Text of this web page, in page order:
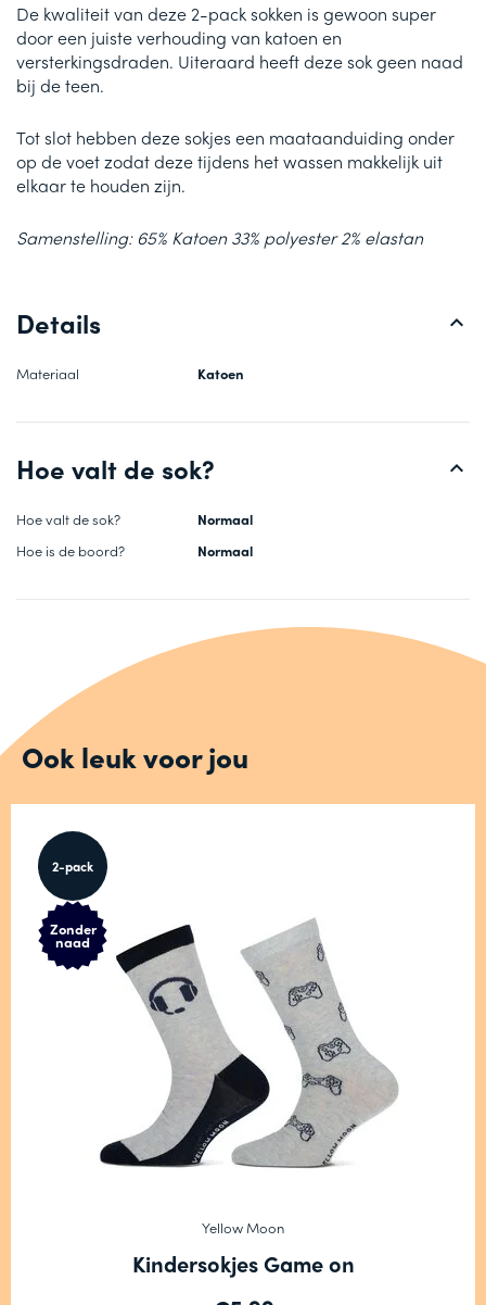
De kwaliteit van deze 2-pack sokken is gewoon super
door een juiste verhouding van katoen en
versterkingsdraden. Uiteraard heeft deze sok geen naad
bij de teen.
Tot slot hebben deze sokjes een maataanduiding onder
op de voet zodat deze tijdens het wassen makkelijk uit
elkaar te houden zijn.
Samenstelling: 65% Katoen 33% polyester 2% elastan
Details
Materiaal Katoen
Hoe valt de sok?
Hoe valt de sok?
Normaal
Hoe is de boord?
Normaal
Ook leuk voor jou
2-pack
Zonder
naad
Yellow Moon
Kindersokjes Game on